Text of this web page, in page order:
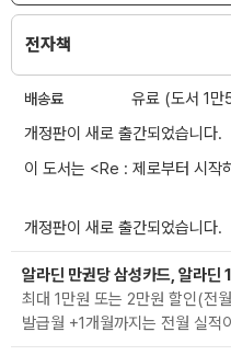
전자책
배송료
유료 (도서 1만
개정판이 새로 출간되었습니다.
이 도서는 <Re : 제로부터 시작
개정판이 새로 출간되었습니다.
알라딘 만권당 삼성카드, 알라딘
최대 1만원 또는 2만원 할인(전
발급월 +1개월까지는 전월 실적